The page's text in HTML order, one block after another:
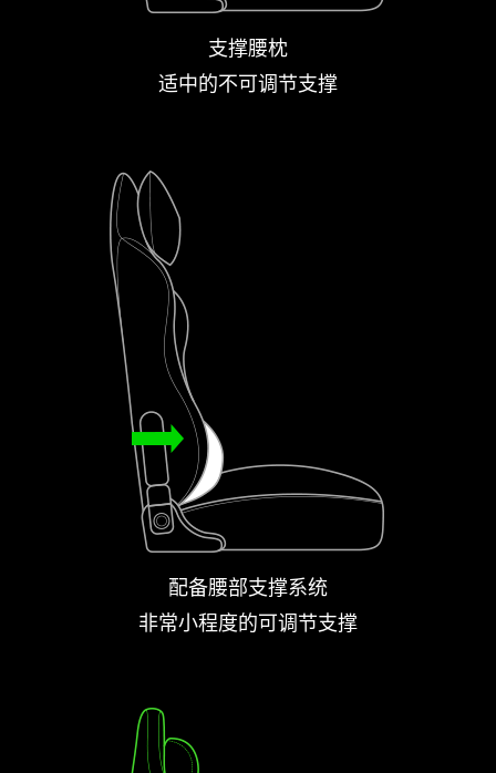
支撑腰枕
适中的不可调节支撑
配备腰部支撑系统
非常小程度的可调节支撑